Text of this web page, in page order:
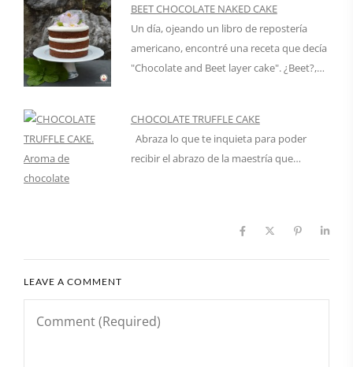
BEET CHOCOLATE NAKED CAKE
Un día, ojeando un libro de repostería
americano, encontré una receta que decía
"Chocolate and Beet layer cake". ¿Beet?,…
CHOCOLATE TRUFFLE CAKE
Abraza lo que te inquieta para poder
recibir el abrazo de la maestría que…
LEAVE A COMMENT